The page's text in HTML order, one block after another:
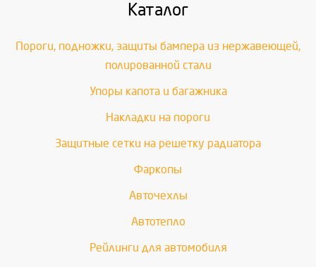
Каталог
Пороги, подножки, защиты бампера из нержавеющей,
полированной стали
Упоры капота и багажника
Накладки на пороги
Защитные сетки на решетку радиатора
Фаркопы
Авточехлы
Автотепло
Рейлинги для автомобиля